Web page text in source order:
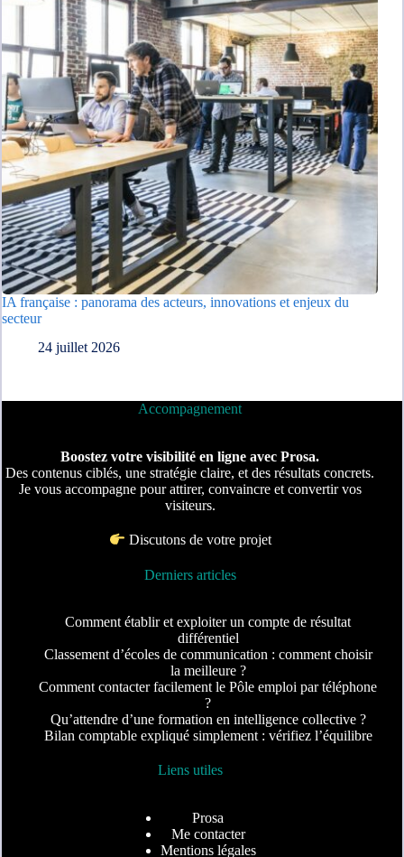
IA française : panorama des acteurs, innovations et enjeux du
secteur
24 juillet 2026
Accompagnement
Boostez votre visibilité en ligne avec Prosa.
Des contenus ciblés, une stratégie claire, et des résultats concrets.
Je vous accompagne pour attirer, convaincre et convertir vos
visiteurs.
Discutons de votre projet
Derniers articles
Comment établir et exploiter un compte de résultat
différentiel
Classement d’écoles de communication : comment choisir
la meilleure ?
Comment contacter facilement le Pôle emploi par téléphone
?
Qu’attendre d’une formation en intelligence collective ?
Bilan comptable expliqué simplement : vérifiez l’équilibre
Liens utiles
Prosa
Me contacter
Mentions légales